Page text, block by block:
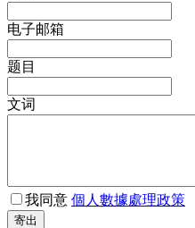
电子邮箱
题目
文词
我同意 個人數據處理政策
寄出